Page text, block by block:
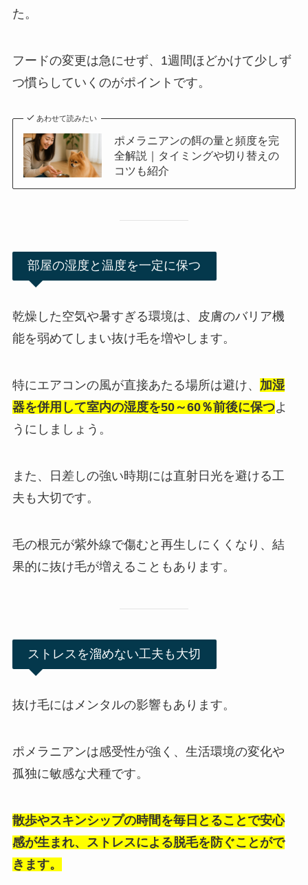
た。
フードの変更は急にせず、1週間ほどかけて少しず
つ慣らしていくのがポイントです。
あわせて読みたい
ポメラニアンの餌の量と頻度を完
全解説｜タイミングや切り替えの
コツも紹介
部屋の湿度と温度を一定に保つ
乾燥した空気や暑すぎる環境は、皮膚のバリア機
能を弱めてしまい抜け毛を増やします。
特にエアコンの風が直接あたる場所は避け、 加湿
器を併用して室内の湿度を50～60％前後に保つよ
うにしましょう。
また、日差しの強い時期には直射日光を避ける工
夫も大切です。
毛の根元が紫外線で傷むと再生しにくくなり、結
果的に抜け毛が増えることもあります。
ストレスを溜めない工夫も大切
抜け毛にはメンタルの影響もあります。
ポメラニアンは感受性が強く、生活環境の変化や
孤独に敏感な犬種です。
散歩やスキンシップの時間を毎日とることで安心
感が生まれ、ストレスによる脱毛を防ぐことがで
きます。